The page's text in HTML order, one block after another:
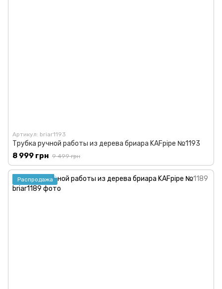
Артикул: briar1193
Трубка ручной работы из дерева бриара KAFpipe №1193
8 999 грн 9 499 грн
Распродажа